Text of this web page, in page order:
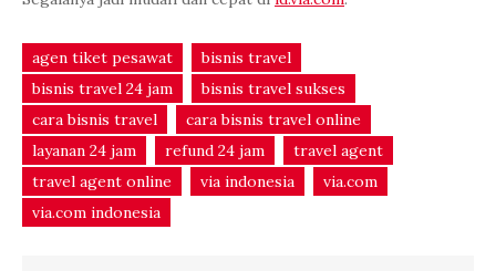
agen tiket pesawat
bisnis travel
bisnis travel 24 jam
bisnis travel sukses
cara bisnis travel
cara bisnis travel online
layanan 24 jam
refund 24 jam
travel agent
travel agent online
via indonesia
via.com
via.com indonesia